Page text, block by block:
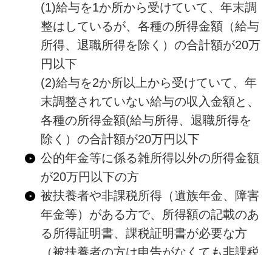
(1)給与を1か所から受けていて、年末調
整はしているが、各種の所得金額（給与
所得、退職所得を除く）の合計額が20万
円以下
(2)給与を2か所以上から受けていて、年
末調整されていない給与の収入金額と、
各種の所得金額(給与所得、退職所得を
除く）の合計額が20万円以下
公的年金等に係る雑所得以外の所得金額
が20万円以下の方
被扶養者や非課税所得（遺族年金、障害
年金等）がある方で、所得額の記載のあ
る所得証明書、課税証明書が必要な方
（被扶養者の方は申告がなくても非課税